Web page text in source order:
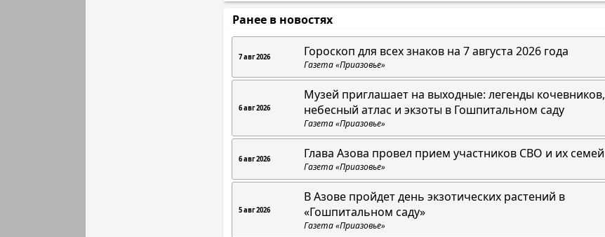
Ранее в новостях
7 авг 2026 Гороскоп для всех знаков на 7 августа 2026 года
Газета «Приазовье»
6 авг 2026
Музей приглашает на выходные: легенды кочевников,
небесный атлас и экзоты в Гошпитальном саду
Газета «Приазовье»
6 авг 2026 Глава Азова провел прием участников СВО и их семей
Газета «Приазовье»
5 авг 2026
В Азове пройдет день экзотических растений в
«Гошпитальном саду»
Газета «Приазовье»